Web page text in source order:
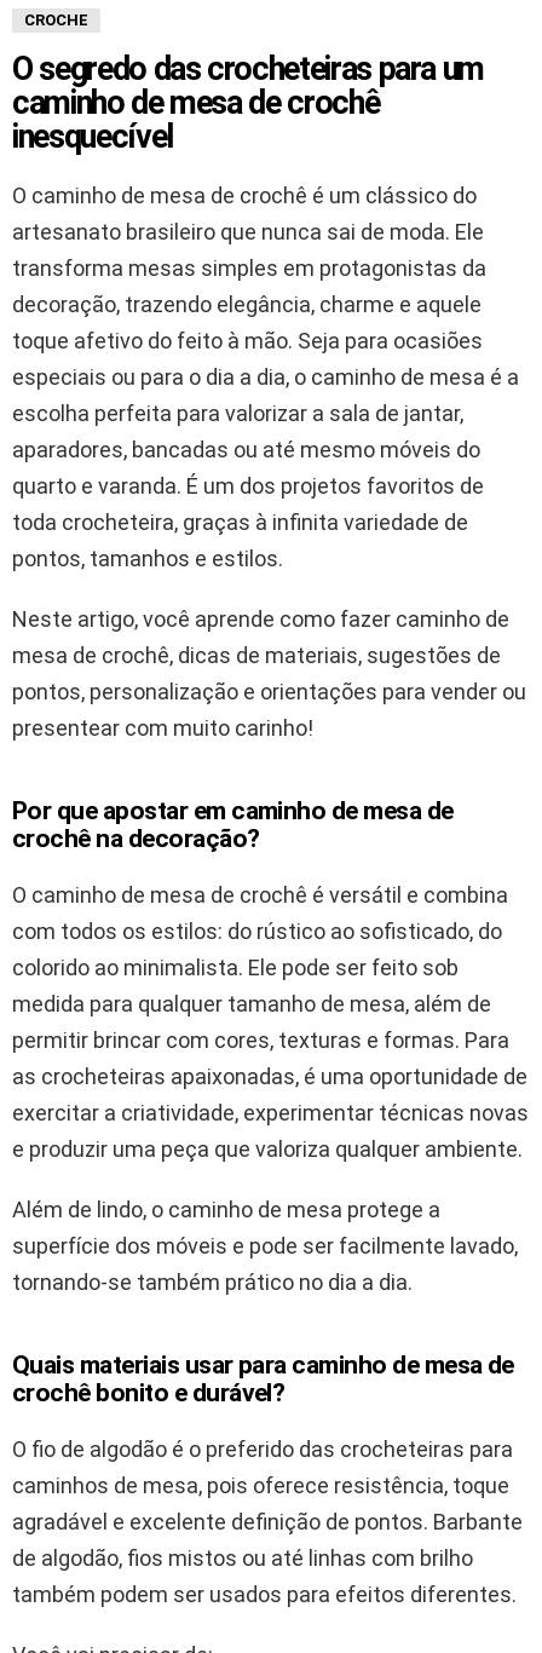
CROCHE
O segredo das crocheteiras para um
caminho de mesa de crochê
inesquecível
O caminho de mesa de crochê é um clássico do
artesanato brasileiro que nunca sai de moda. Ele
transforma mesas simples em protagonistas da
decoração, trazendo elegância, charme e aquele
toque afetivo do feito à mão. Seja para ocasiões
especiais ou para o dia a dia, o caminho de mesa é a
escolha perfeita para valorizar a sala de jantar,
aparadores, bancadas ou até mesmo móveis do
quarto e varanda. É um dos projetos favoritos de
toda crocheteira, graças à infinita variedade de
pontos, tamanhos e estilos.
Neste artigo, você aprende como fazer caminho de
mesa de crochê, dicas de materiais, sugestões de
pontos, personalização e orientações para vender ou
presentear com muito carinho!
Por que apostar em caminho de mesa de
crochê na decoração?
O caminho de mesa de crochê é versátil e combina
com todos os estilos: do rústico ao sofisticado, do
colorido ao minimalista. Ele pode ser feito sob
medida para qualquer tamanho de mesa, além de
permitir brincar com cores, texturas e formas. Para
as crocheteiras apaixonadas, é uma oportunidade de
exercitar a criatividade, experimentar técnicas novas
e produzir uma peça que valoriza qualquer ambiente.
Além de lindo, o caminho de mesa protege a
superfície dos móveis e pode ser facilmente lavado,
tornando-se também prático no dia a dia.
Quais materiais usar para caminho de mesa de
crochê bonito e durável?
O fio de algodão é o preferido das crocheteiras para
caminhos de mesa, pois oferece resistência, toque
agradável e excelente definição de pontos. Barbante
de algodão, fios mistos ou até linhas com brilho
também podem ser usados para efeitos diferentes.